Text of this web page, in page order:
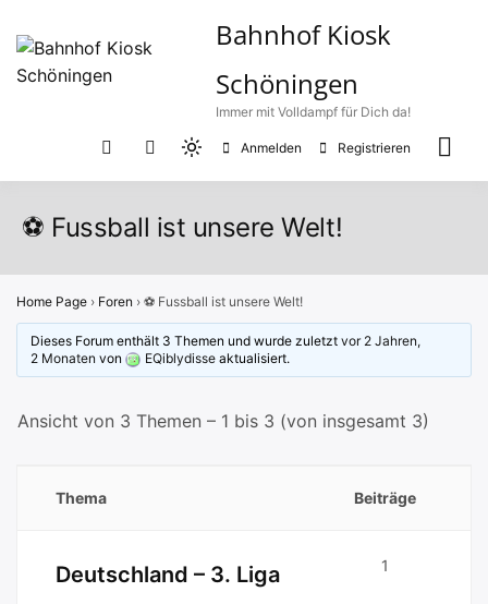
Inhalt
springen
Bahnhof Kiosk
Schöningen
Immer mit Volldampf für Dich da!
Light
mode
to
to
dark)
Anmelden Registrieren
⚽ Fussball ist unsere Welt!
Home Page › Foren › ⚽ Fussball ist unsere Welt!
Dieses Forum enthält 3 Themen und wurde zuletzt vor 2 Jahren,
2 Monaten von EQiblydisseaktualisiert.
Ansicht von 3 Themen – 1 bis 3 (von insgesamt 3)
Thema Beiträge
Deutschland – 3. Liga 1